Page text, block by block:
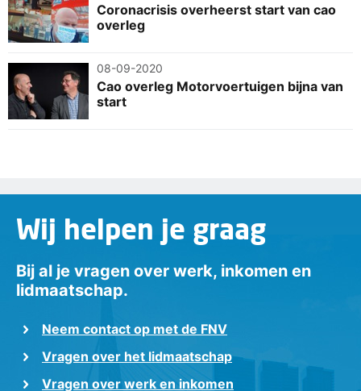
Coronacrisis overheerst start van cao
overleg
08-09-2020
Cao overleg Motorvoertuigen bijna van
start
Wij helpen je graag
Bij al je vragen over werk, inkomen en
lidmaatschap.
Neem contact op met de FNV
Vragen over het lidmaatschap
Vragen over werk en inkomen